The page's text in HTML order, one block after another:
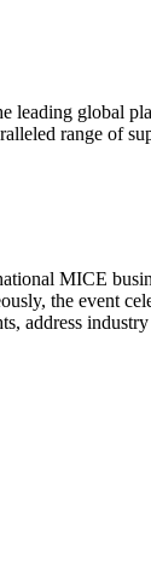
global
range of
MICE
the event
address